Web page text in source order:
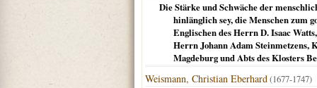
Die Stärke und Schwäche der
hinlänglich sey, die Menschen zum
Englischen des Herrn D. Isaac
Herrn Johann Adam Steinmetzens,
Magdeburg und Abts des Klosters
Weismann, Christian Eberhard(1677-1747)